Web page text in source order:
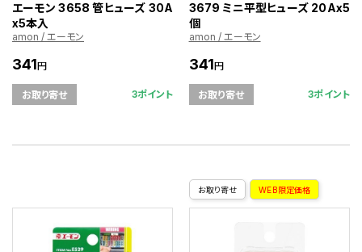
エーモン 3658 管ヒューズ 30A
x5本入
amon / エーモン
341円
お取り寄せ 3ポイント
3679 ミニ平型ヒューズ 20Ax5
個
amon / エーモン
341円
お取り寄せ 3ポイント
お取り寄せ WEB限定価格